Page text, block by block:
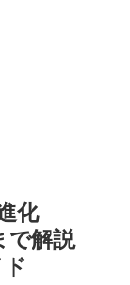
化
で解説